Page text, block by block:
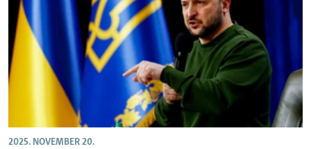
EURÓPAI UNIÓ
VILÁG
KLÍMAVÁLTOZÁS
A MÚLT TANULSÁGAI
KÖVESSEN MINKET!
2025. NOVEMBER 20.